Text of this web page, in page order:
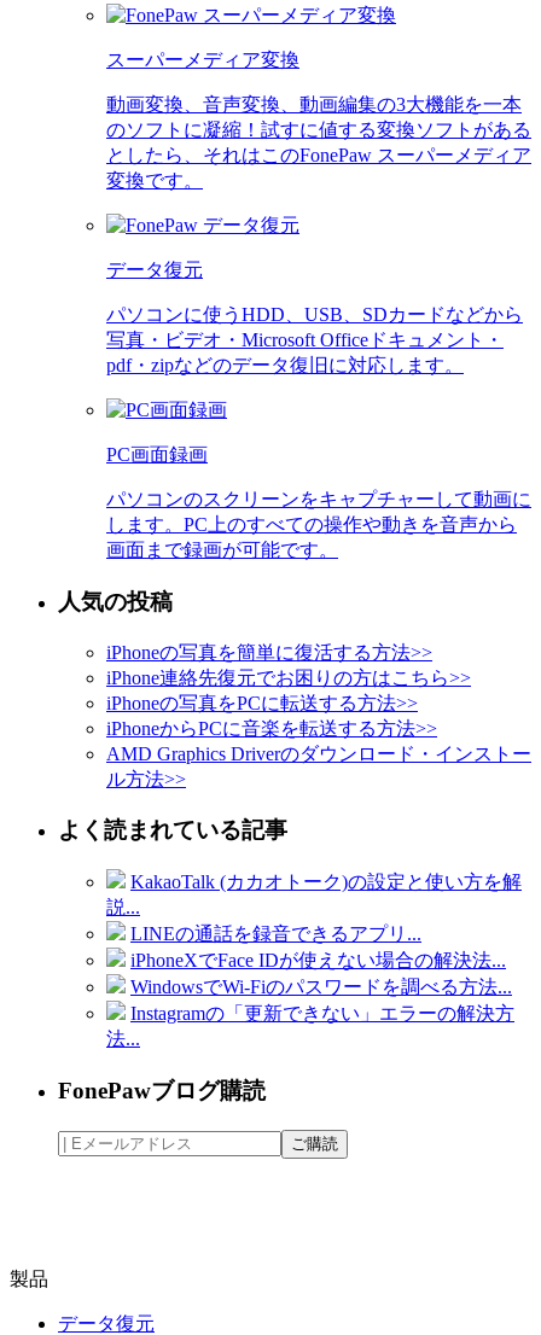
スーパーメディア変換
動画変換、音声変換、動画編集の3大機能を一本
のソフトに凝縮！試すに値する変換ソフトがある
としたら、それはこのFonePaw スーパーメディア
変換です。
データ復元
パソコンに使うHDD、USB、SDカードなどから
写真・ビデオ・Microsoft Officeドキュメント・
pdf・zipなどのデータ復旧に対応します。
PC画面録画
パソコンのスクリーンをキャプチャーして動画に
します。PC上のすべての操作や動きを音声から
画面まで録画が可能です。
人気の投稿
iPhoneの写真を簡単に復活する方法>>
iPhone連絡先復元でお困りの方はこちら>>
iPhoneの写真をPCに転送する方法>>
iPhoneからPCに音楽を転送する方法>>
AMD Graphics Driverのダウンロード・インストー
ル方法>>
よく読まれている記事
KakaoTalk (カカオトーク)の設定と使い方を解
説...
LINEの通話を録音できるアプリ...
iPhoneXでFace IDが使えない場合の解決法...
WindowsでWi-Fiのパスワードを調べる方法...
Instagramの「更新できない」エラーの解決方
法...
FonePawブログ購読
製品
データ復元